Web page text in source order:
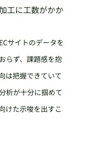
工に工数がかか
サイトのデータを
らず、課題感を抱
は把握できていて
析が十分に掴めて
けた示唆を出すこ